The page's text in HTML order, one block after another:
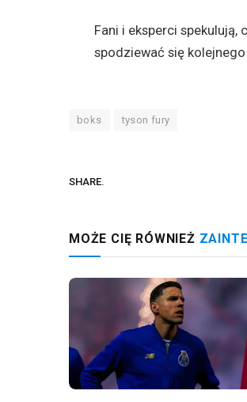
Fani i eksperci
spodziewać się
boks tyson fury
SHARE.
MOŻE CIĘ RÓWNIEŻ